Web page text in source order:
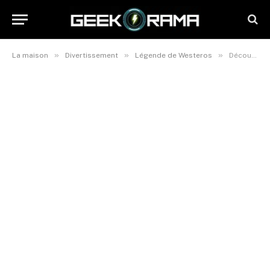
La maison » Divertissement » Légende de Westeros » Découvrez les secrets de l’univers du Trône de Fer en 2025